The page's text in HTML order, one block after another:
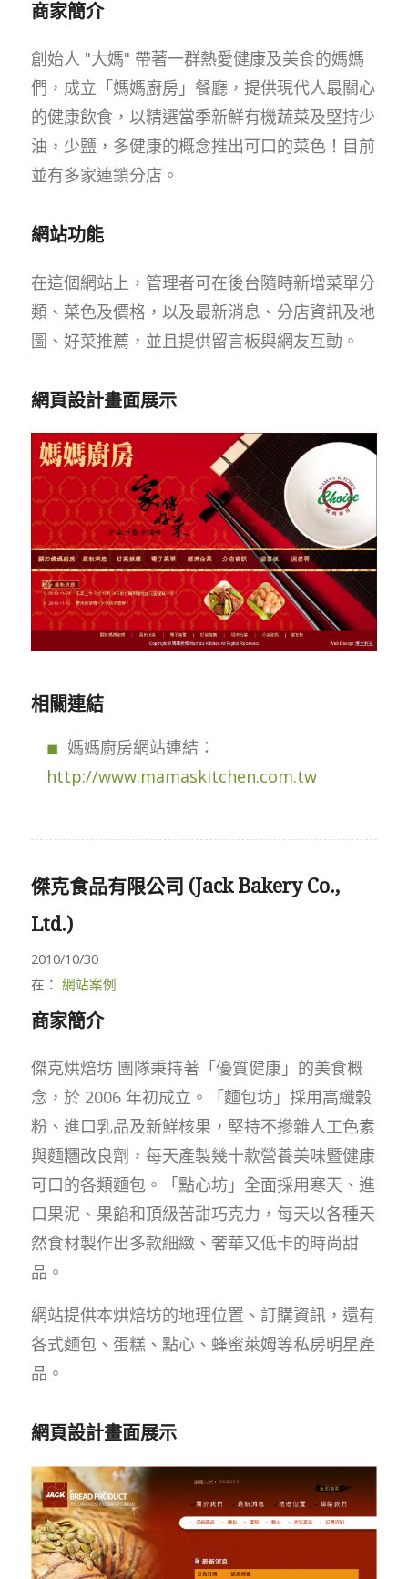
商家簡介
創始人 "大媽" 帶著一群熱愛健康及美食的媽媽
們，成立「媽媽廚房」餐廳，提供現代人最關心
的健康飲食，以精選當季新鮮有機蔬菜及堅持少
油，少鹽，多健康的概念推出可口的菜色！目前
並有多家連鎖分店。
網站功能
在這個網站上，管理者可在後台隨時新增菜單分
類、菜色及價格，以及最新消息、分店資訊及地
圖、好菜推薦，並且提供留言板與網友互動。
網頁設計畫面展示
相關連結
媽媽廚房網站連結：
http://www.mamaskitchen.com.tw
傑克食品有限公司 (Jack Bakery Co.,
Ltd.)
2010/10/30
在： 網站案例
商家簡介
傑克烘焙坊 團隊秉持著「優質健康」的美食概
念，於 2006 年初成立。「麵包坊」採用高纖穀
粉、進口乳品及新鮮核果，堅持不摻雜人工色素
與麵糰改良劑，每天產製幾十款營養美味暨健康
可口的各類麵包。「點心坊」全面採用寒天、進
口果泥、果餡和頂級苦甜巧克力，每天以各種天
然食材製作出多款細緻、奢華又低卡的時尚甜
品。
網站提供本烘焙坊的地理位置、訂購資訊，還有
各式麵包、蛋糕、點心、蜂蜜萊姆等私房明星產
品。
網頁設計畫面展示